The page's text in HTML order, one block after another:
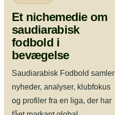
Et nichemedie om
saudiarabisk
fodbold i
bevægelse
Saudiarabisk Fodbold samler
nyheder, analyser, klubfokus
og profiler fra en liga, der har